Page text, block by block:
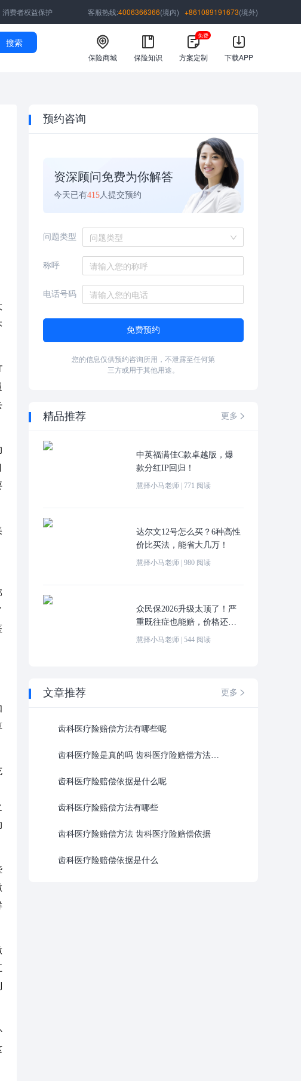
消费者权益保护 客服热线:4006366366(境内) +861089191673(境外)
搜索
保险商城 保险知识 方案定制
免费
下载APP
预约咨询
资深顾问免费为你解答
今天已有415人提交预约
问题类型 问题类型
称呼
电话号码
免费预约
您的信息仅供预约咨询所用，不泄露至任何第
三方或用于其他用途。
精品推荐 更多 
中英福满佳C款卓越版，爆
款分红IP回归！
慧择小马老师 771 阅读
达尔文12号怎么买？6种高性
价比买法，能省大几万！
慧择小马老师 980 阅读
众民保2026升级太顶了！严
重既往症也能赔，价格还更
便宜！
慧择小马老师 544 阅读
文章推荐 更多 
齿科医疗险赔偿方法有哪些呢
齿科医疗险是真的吗 齿科医疗险赔偿方法最新
齿科医疗险赔偿依据是什么呢
齿科医疗险赔偿方法有哪些
齿科医疗险赔偿方法 齿科医疗险赔偿依据
齿科医疗险赔偿依据是什么